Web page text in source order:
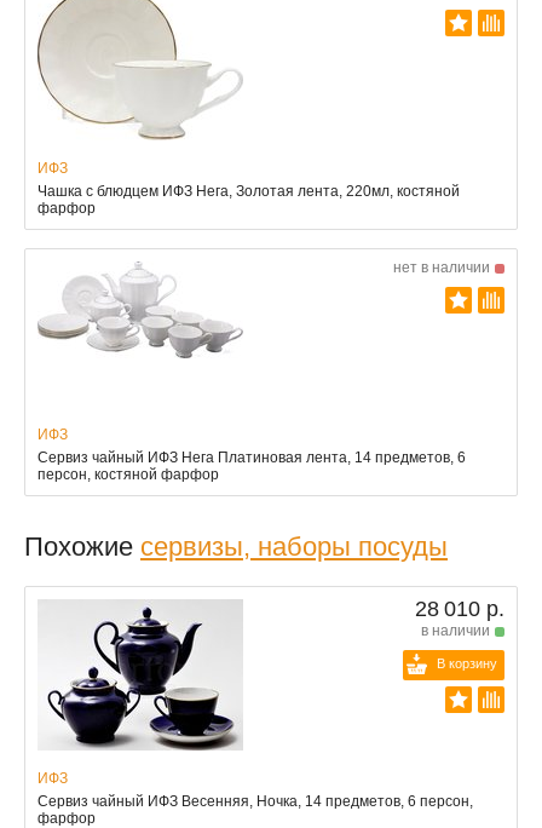
ИФЗ
Чашка с блюдцем ИФЗ Нега, Золотая лента, 220мл, костяной
фарфор
нет в наличии
ИФЗ
Сервиз чайный ИФЗ Нега Платиновая лента, 14 предметов, 6
персон, костяной фарфор
Похожие сервизы, наборы посуды
28 010 р.
в наличии
В корзину
ИФЗ
Сервиз чайный ИФЗ Весенняя, Ночка, 14 предметов, 6 персон,
фарфор